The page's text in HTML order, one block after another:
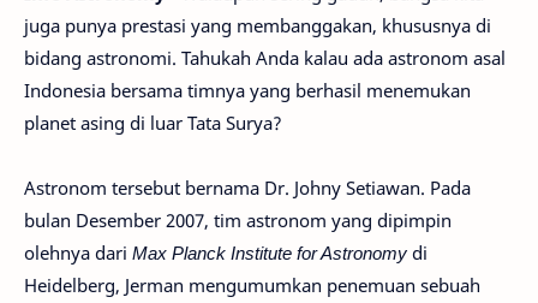
juga punya prestasi yang membanggakan, khususnya di
bidang astronomi. Tahukah Anda kalau ada astronom asal
Indonesia bersama timnya yang berhasil menemukan
planet asing di luar Tata Surya?
Astronom tersebut bernama Dr. Johny Setiawan. Pada
bulan Desember 2007, tim astronom yang dipimpin
olehnya dari Max Planck Institute for Astronomy di
Heidelberg, Jerman mengumumkan penemuan sebuah